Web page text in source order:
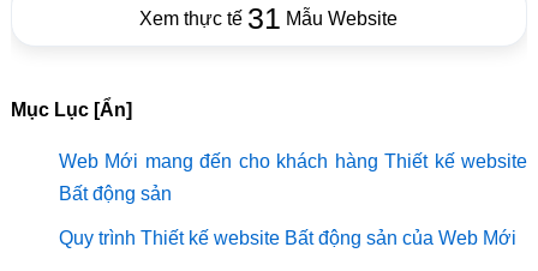
Xem thực tế 31 Mẫu Website
Mục Lục [Ẩn]
Web Mới mang đến cho khách hàng Thiết kế website
Bất động sản
Quy trình Thiết kế website Bất động sản của Web Mới